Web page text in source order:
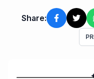
Share: